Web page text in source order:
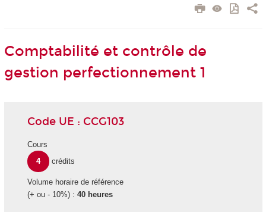
Comptabilité et contrôle de
gestion perfectionnement 1
Code UE : CCG103
Cours
4
crédits
Volume horaire de référence
(+ ou - 10%) : 40 heures